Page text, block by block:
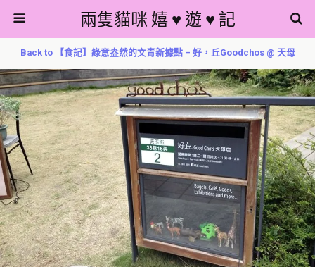
兩隻貓咪 嬉 ♥ 遊 ♥ 記
Back to 【食記】綠意盎然的文青新據點 – 好，丘Goodchos @ 天母